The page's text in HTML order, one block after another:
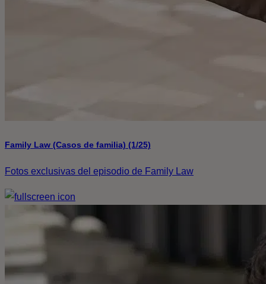
Family Law (Casos de familia) (1/25)
Fotos exclusivas del episodio de Family Law